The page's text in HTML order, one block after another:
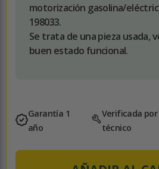
motorización gasolina/
198033.
Se trata de una pieza usada,
buen estado funcional.
Garantía 1
año
Verificada por
técnico